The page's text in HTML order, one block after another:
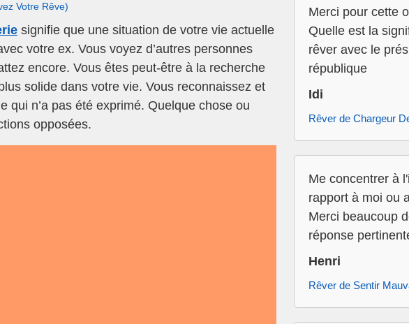
Votre Rêve)
signifie que une situation de votre vie actuelle
votre ex. Vous voyez d’autres personnes
encore. Vous êtes peut-être à la recherche
solide dans votre vie. Vous reconnaissez et
qui n’a pas été exprimé. Quelque chose ou
opposées.
Merci pour cette
Quelle est la
rêver avec le
république
Idi
Rêver de Chargeur
Me concentrer à
rapport à moi ou
Merci beaucoup
réponse
Henri
Rêver de Sentir